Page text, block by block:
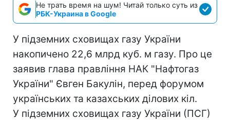
Не трать время на шум! Читай только суть из
РБК-Украина в Google
У підземних сховищах газу України
накопичено 22,6 млрд куб. м газу. Про це
заявив глава правління НАК "Нафтогаз
України" Євген Бакулін, перед форумом
українських та казахських ділових кіл.
У підземних сховищах газу України (ПСГ)